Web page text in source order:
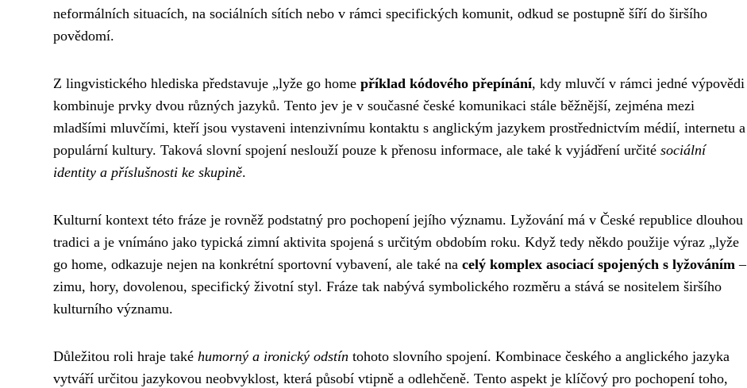
neformálních situacích, na sociálních sítích nebo v rámci specifických komunit, odkud se postupně šíří do širšího
povědomí.
Z lingvistického hlediska představuje „lyže go home příklad kódového přepínání, kdy mluvčí v rámci jedné výpovědi
kombinuje prvky dvou různých jazyků. Tento jev je v současné české komunikaci stále běžnější, zejména mezi
mladšími mluvčími, kteří jsou vystaveni intenzivnímu kontaktu s anglickým jazykem prostřednictvím médií, internetu a
populární kultury. Taková slovní spojení neslouží pouze k přenosu informace, ale také k vyjádření určité sociální
identity a příslušnosti ke skupině.
Kulturní kontext této fráze je rovněž podstatný pro pochopení jejího významu. Lyžování má v České republice dlouhou
tradici a je vnímáno jako typická zimní aktivita spojená s určitým obdobím roku. Když tedy někdo použije výraz „lyže
go home, odkazuje nejen na konkrétní sportovní vybavení, ale také na celý komplex asociací spojených s lyžováním –
zimu, hory, dovolenou, specifický životní styl. Fráze tak nabývá symbolického rozměru a stává se nositelem širšího
kulturního významu.
Důležitou roli hraje také humorný a ironický odstín tohoto slovního spojení. Kombinace českého a anglického jazyka
vytváří určitou jazykovou neobvyklost, která působí vtipně a odlehčeně. Tento aspekt je klíčový pro pochopení toho,